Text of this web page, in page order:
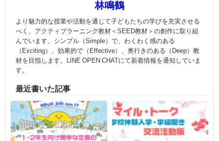
林鳴鶴
より魅力的な授業や活動を通じて子どもたちの学びを充実させる
べく、アクティブラーニング教材＜SEED教材＞の創作に取り組
んでいます。シンプル（Simple）で、わくわく感のある
（Exciting）、効果的で（Effective）、奥行きのある（Deep）教
材を目指します。LINE OPEN CHATにて新着情報を通知していま
す。
最近書いた記事